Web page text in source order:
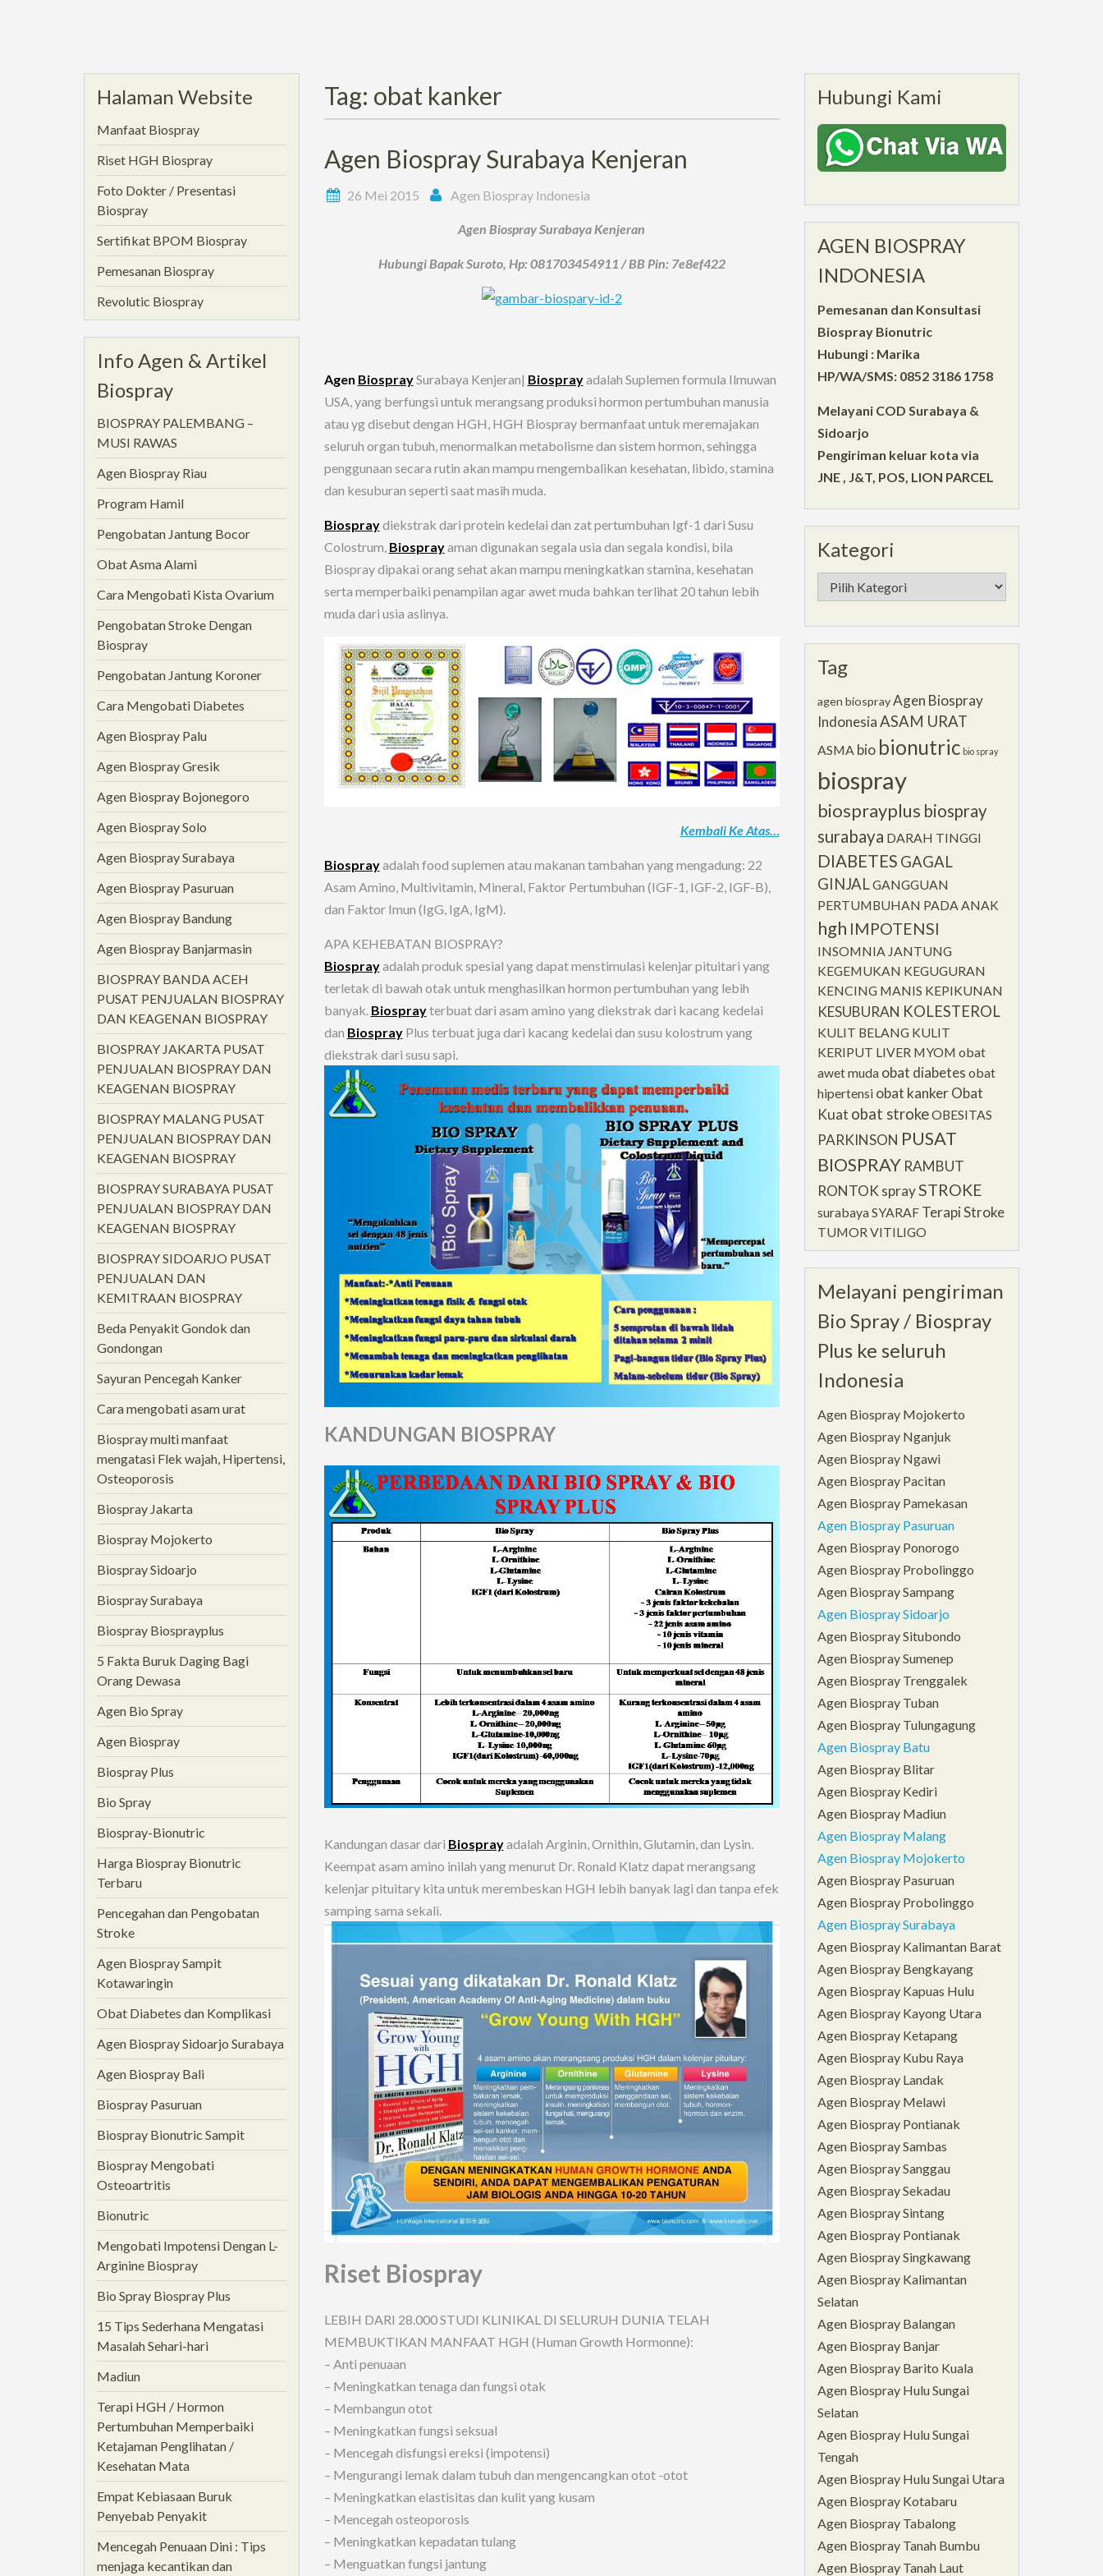
Tag: obat kanker
Agen Biospray Surabaya Kenjeran
26 Mei 2015 Agen Biospray Indonesia
Agen Biospray Surabaya Kenjeran
Hubungi Bapak Suroto, Hp: 081703454911 / BB Pin: 7e8ef422
Agen BiospraySurabaya Kenjeran| Biosprayadalah Suplemen formula Ilmuwan
USA, yang berfungsi untuk merangsang produksi hormon pertumbuhan manusia
atau yg disebut dengan HGH, HGH Biospray bermanfaat untuk meremajakan
seluruh organ tubuh, menormalkan metabolisme dan sistem hormon, sehingga
penggunaan secara rutin akan mampu mengembalikan kesehatan, libido, stamina
dan kesuburan seperti saat masih muda.
Biospraydiekstrak dari protein kedelai dan zat pertumbuhan Igf-1 dari Susu
Colostrum, Biosprayaman digunakan segala usia dan segala kondisi, bila
Biospray dipakai orang sehat akan mampu meningkatkan stamina, kesehatan
serta memperbaiki penampilan agar awet muda bahkan terlihat 20 tahun lebih
muda dari usia aslinya.
Kembali Ke Atas…
Biosprayadalah food suplemen atau makanan tambahan yang mengadung: 22
Asam Amino, Multivitamin, Mineral, Faktor Pertumbuhan (IGF-1, IGF-2, IGF-B),
dan Faktor Imun (IgG, IgA, IgM).
APA KEHEBATAN BIOSPRAY?
Biosprayadalah produk spesial yang dapat menstimulasi kelenjar pituitari yang
terletak di bawah otak untuk menghasilkan hormon pertumbuhan yang lebih
banyak. Biosprayterbuat dari asam amino yang diekstrak dari kacang kedelai
dan Biospray Plus terbuat juga dari kacang kedelai dan susu kolostrum yang
diekstrak dari susu sapi.
KANDUNGAN BIOSPRAY
Kandungan dasar dari Biosprayadalah Arginin, Ornithin, Glutamin, dan Lysin.
Keempat asam amino inilah yang menurut Dr. Ronald Klatz dapat merangsang
kelenjar pituitary kita untuk merembeskan HGH lebih banyak lagi dan tanpa efek
samping sama sekali.
Riset Biospray
LEBIH DARI 28.000 STUDI KLINIKAL DI SELURUH DUNIA TELAH
MEMBUKTIKAN MANFAAT HGH (Human Growth Hormonne):
– Anti penuaan
– Meningkatkan tenaga dan fungsi otak
– Membangun otot
– Meningkatkan fungsi seksual
– Mencegah disfungsi ereksi (impotensi)
– Mengurangi lemak dalam tubuh dan mengencangkan otot -otot
– Meningkatkan elastisitas dan kulit yang kusam
– Mencegah osteoporosis
– Meningkatkan kepadatan tulang
– Menguatkan fungsi jantung
Hubungi Kami
AGEN BIOSPRAY
INDONESIA
Pemesanan dan Konsultasi
Biospray Bionutric
Hubungi : Marika
HP/WA/SMS: 0852 3186 1758
Melayani COD Surabaya &
Sidoarjo
Pengiriman keluar kota via
JNE , J&T, POS, LION PARCEL
Kategori
Kategori
Tag
agen biospray Agen Biospray
IndonesiaASAM URAT
ASMA bio bionutric bio spray
biospray
biosprayplus biospray
surabaya DARAH TINGGI
DIABETES GAGAL
GINJALGANGGUAN
PERTUMBUHAN PADA ANAK
hgh IMPOTENSI
INSOMNIA JANTUNG
KEGEMUKAN KEGUGURAN
KENCING MANIS KEPIKUNAN
KESUBURAN KOLESTEROL
KULIT BELANG KULIT
KERIPUT LIVER MYOM obat
awet muda obat diabetes obat
hipertensi obat kanker Obat
Kuat obat strokeOBESITAS
PARKINSON PUSAT
BIOSPRAY RAMBUT
RONTOK spraySTROKE
surabaya SYARAF Terapi Stroke
TUMOR VITILIGO
Melayani pengiriman
Bio Spray / Biospray
Plus ke seluruh
Indonesia
Agen Biospray Mojokerto
Agen Biospray Nganjuk
Agen Biospray Ngawi
Agen Biospray Pacitan
Agen Biospray Pamekasan
Agen Biospray Pasuruan
Agen Biospray Ponorogo
Agen Biospray Probolinggo
Agen Biospray Sampang
Agen Biospray Sidoarjo
Agen Biospray Situbondo
Agen Biospray Sumenep
Agen Biospray Trenggalek
Agen Biospray Tuban
Agen Biospray Tulungagung
Agen Biospray Batu
Agen Biospray Blitar
Agen Biospray Kediri
Agen Biospray Madiun
Agen Biospray Malang
Agen Biospray Mojokerto
Agen Biospray Pasuruan
Agen Biospray Probolinggo
Agen Biospray Surabaya
Agen Biospray Kalimantan Barat
Agen Biospray Bengkayang
Agen Biospray Kapuas Hulu
Agen Biospray Kayong Utara
Agen Biospray Ketapang
Agen Biospray Kubu Raya
Agen Biospray Landak
Agen Biospray Melawi
Agen Biospray Pontianak
Agen Biospray Sambas
Agen Biospray Sanggau
Agen Biospray Sekadau
Agen Biospray Sintang
Agen Biospray Pontianak
Agen Biospray Singkawang
Agen Biospray Kalimantan
Selatan
Agen Biospray Balangan
Agen Biospray Banjar
Agen Biospray Barito Kuala
Agen Biospray Hulu Sungai
Selatan
Agen Biospray Hulu Sungai
Tengah
Agen Biospray Hulu Sungai Utara
Agen Biospray Kotabaru
Agen Biospray Tabalong
Agen Biospray Tanah Bumbu
Agen Biospray Tanah Laut
Halaman Website
Manfaat Biospray
Riset HGH Biospray
Foto Dokter / Presentasi
Biospray
Sertifikat BPOM Biospray
Pemesanan Biospray
Revolutic Biospray
Info Agen & Artikel
Biospray
BIOSPRAY PALEMBANG –
MUSI RAWAS
Agen Biospray Riau
Program Hamil
Pengobatan Jantung Bocor
Obat Asma Alami
Cara Mengobati Kista Ovarium
Pengobatan Stroke Dengan
Biospray
Pengobatan Jantung Koroner
Cara Mengobati Diabetes
Agen Biospray Palu
Agen Biospray Gresik
Agen Biospray Bojonegoro
Agen Biospray Solo
Agen Biospray Surabaya
Agen Biospray Pasuruan
Agen Biospray Bandung
Agen Biospray Banjarmasin
BIOSPRAY BANDA ACEH
PUSAT PENJUALAN BIOSPRAY
DAN KEAGENAN BIOSPRAY
BIOSPRAY JAKARTA PUSAT
PENJUALAN BIOSPRAY DAN
KEAGENAN BIOSPRAY
BIOSPRAY MALANG PUSAT
PENJUALAN BIOSPRAY DAN
KEAGENAN BIOSPRAY
BIOSPRAY SURABAYA PUSAT
PENJUALAN BIOSPRAY DAN
KEAGENAN BIOSPRAY
BIOSPRAY SIDOARJO PUSAT
PENJUALAN DAN
KEMITRAAN BIOSPRAY
Beda Penyakit Gondok dan
Gondongan
Sayuran Pencegah Kanker
Cara mengobati asam urat
Biospray multi manfaat
mengatasi Flek wajah, Hipertensi,
Osteoporosis
Biospray Jakarta
Biospray Mojokerto
Biospray Sidoarjo
Biospray Surabaya
Biospray Biosprayplus
5 Fakta Buruk Daging Bagi
Orang Dewasa
Agen Bio Spray
Agen Biospray
Biospray Plus
Bio Spray
Biospray-Bionutric
Harga Biospray Bionutric
Terbaru
Pencegahan dan Pengobatan
Stroke
Agen Biospray Sampit
Kotawaringin
Obat Diabetes dan Komplikasi
Agen Biospray Sidoarjo Surabaya
Agen Biospray Bali
Biospray Pasuruan
Biospray Bionutric Sampit
Biospray Mengobati
Osteoartritis
Bionutric
Mengobati Impotensi Dengan L-
Arginine Biospray
Bio Spray Biospray Plus
15 Tips Sederhana Mengatasi
Masalah Sehari-hari
Madiun
Terapi HGH / Hormon
Pertumbuhan Memperbaiki
Ketajaman Penglihatan /
Kesehatan Mata
Empat Kebiasaan Buruk
Penyebab Penyakit
Mencegah Penuaan Dini : Tips
menjaga kecantikan dan